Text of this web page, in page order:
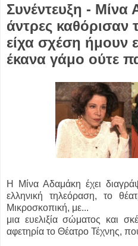
Συνέντευξη - Μίνα
άντρες
είχα σχέση ήμουν
έκανα γάμο ούτε
Η Μίνα Αδαμάκη έχει
ελληνική τηλεόραση, το
Μικροσκοπική, με...
μια ευελιξία σώματος και
αφετηρία το Θέατρο Τέχνης,